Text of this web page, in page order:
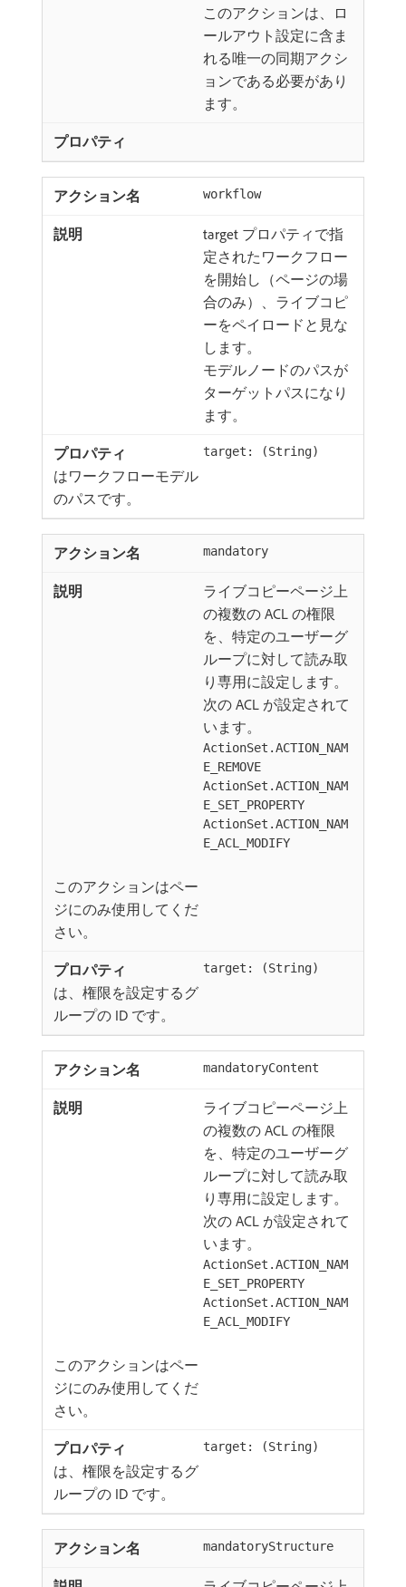
このアクションは、ロ
ールアウト設定に含ま
れる唯一の同期アクシ
ョンである必要があり
ます。
workflow
target プロパティで指
定されたワークフロー
を開始し（ページの場
合のみ）、ライブコピ
ーをペイロードと見な
します。
モデルノードのパスが
ターゲットパスになり
ます。
target: (String)
はワークフローモデル
のパスです。
mandatory
ライブコピーページ上
の複数の ACL の権限
を、特定のユーザーグ
ループに対して読み取
り専用に設定します。
次の ACL が設定されて
います。
ActionSet.ACTION_NAM
E_REMOVE
ActionSet.ACTION_NAM
E_SET_PROPERTY
ActionSet.ACTION_NAM
E_ACL_MODIFY
このアクションはペー
ジにのみ使用してくだ
さい。
target: (String)
は、権限を設定するグ
ループの ID です。
mandatoryContent
ライブコピーページ上
の複数の ACL の権限
を、特定のユーザーグ
ループに対して読み取
り専用に設定します。
次の ACL が設定されて
います。
ActionSet.ACTION_NAM
E_SET_PROPERTY
ActionSet.ACTION_NAM
E_ACL_MODIFY
このアクションはペー
ジにのみ使用してくだ
さい。
target: (String)
は、権限を設定するグ
ループの ID です。
mandatoryStructure